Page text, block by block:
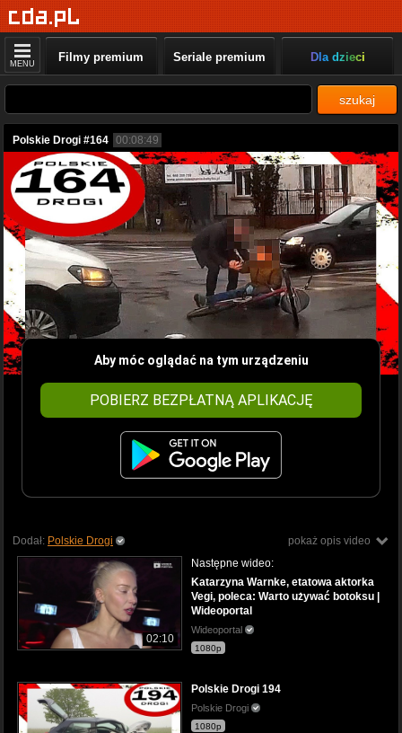
MENU Filmy premium Seriale premium Dla dzieci
szukaj
Polskie Drogi #164 00:08:49
Aby móc oglądać na tym urządzeniu
POBIERZ BEZPŁATNĄ APLIKACJĘ
pokaż opis video
Dodał: Polskie Drogi
02:10
Następne wideo:
Katarzyna Warnke, etatowa aktorka
Vegi, poleca: Warto używać botoksu |
Wideoportal
Wideoportal
1080p
Polskie Drogi 194
Polskie Drogi
1080p